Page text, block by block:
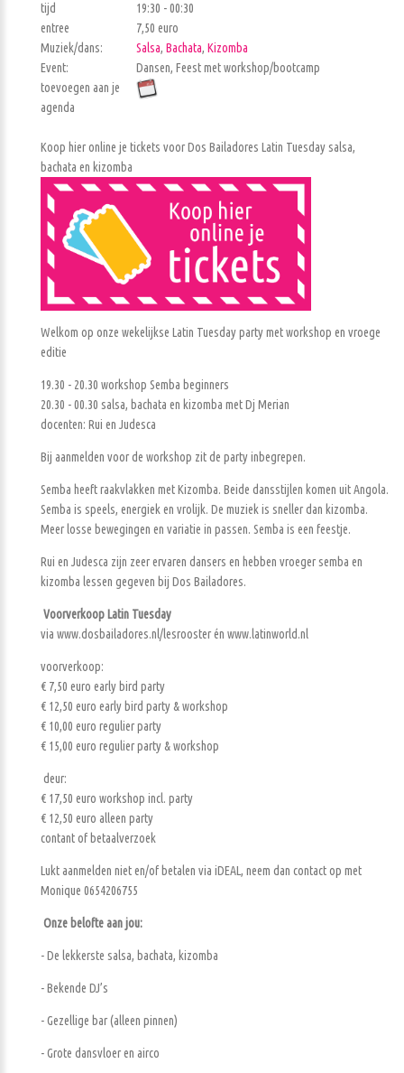
tijd
19:30 - 00:30
entree
7,50 euro
Muziek/dans:
Salsa, Bachata, Kizomba
Event:
Dansen, Feest met workshop/bootcamp
toevoegen aan je
agenda
Koop hier online je tickets voor Dos Bailadores Latin Tuesday salsa,
bachata en kizomba
Welkom op onze wekelijkse Latin Tuesday party met workshop en vroege
editie
19.30 - 20.30 workshop Semba beginners
20.30 - 00.30 salsa, bachata en kizomba met Dj Merian
docenten: Rui en Judesca
Bij aanmelden voor de workshop zit de party inbegrepen.
Semba heeft raakvlakken met Kizomba. Beide dansstijlen komen uit Angola.
Semba is speels, energiek en vrolijk. De muziek is sneller dan kizomba.
Meer losse bewegingen en variatie in passen. Semba is een feestje.
Rui en Judesca zijn zeer ervaren dansers en hebben vroeger semba en
kizomba lessen gegeven bij Dos Bailadores.
Voorverkoop Latin Tuesday
via www.dosbailadores.nl/lesrooster én www.latinworld.nl
voorverkoop:
€ 7,50 euro early bird party
€ 12,50 euro early bird party & workshop
€ 10,00 euro regulier party
€ 15,00 euro regulier party & workshop
deur:
€ 17,50 euro workshop incl. party
€ 12,50 euro alleen party
contant of betaalverzoek
Lukt aanmelden niet en/of betalen via iDEAL, neem dan contact op met
Monique 0654206755
Onze belofte aan jou:
- De lekkerste salsa, bachata, kizomba
- Bekende DJ’s
- Gezellige bar (alleen pinnen)
- Grote dansvloer en airco